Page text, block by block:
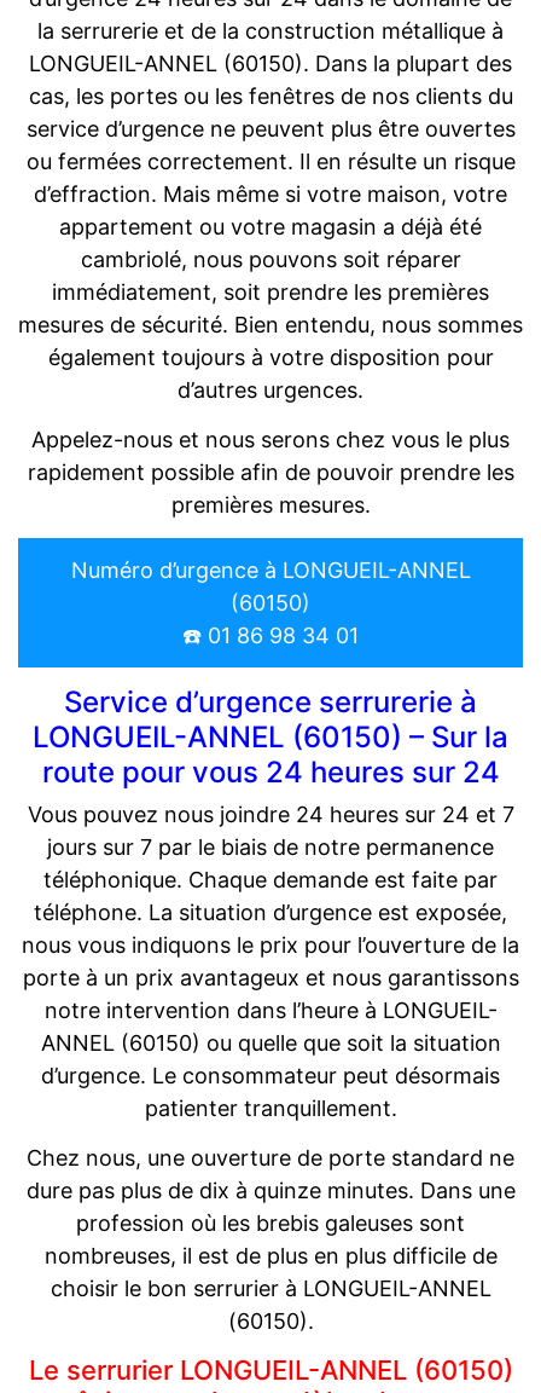
la serrurerie et de la construction métallique à
LONGUEIL-ANNEL (60150). Dans la plupart des
cas, les portes ou les fenêtres de nos clients du
service d’urgence ne peuvent plus être ouvertes
ou fermées correctement. Il en résulte un risque
d’effraction. Mais même si votre maison, votre
appartement ou votre magasin a déjà été
cambriolé, nous pouvons soit réparer
immédiatement, soit prendre les premières
mesures de sécurité. Bien entendu, nous sommes
également toujours à votre disposition pour
d’autres urgences.
Appelez-nous et nous serons chez vous le plus
rapidement possible afin de pouvoir prendre les
premières mesures.
Numéro d’urgence à LONGUEIL-ANNEL
(60150)
☎️ 01 86 98 34 01
Service d’urgence serrurerie à
LONGUEIL-ANNEL (60150) – Sur la
route pour vous 24 heures sur 24
Vous pouvez nous joindre 24 heures sur 24 et 7
jours sur 7 par le biais de notre permanence
téléphonique. Chaque demande est faite par
téléphone. La situation d’urgence est exposée,
nous vous indiquons le prix pour l’ouverture de la
porte à un prix avantageux et nous garantissons
notre intervention dans l’heure à LONGUEIL-
ANNEL (60150) ou quelle que soit la situation
d’urgence. Le consommateur peut désormais
patienter tranquillement.
Chez nous, une ouverture de porte standard ne
dure pas plus de dix à quinze minutes. Dans une
profession où les brebis galeuses sont
nombreuses, il est de plus en plus difficile de
choisir le bon serrurier à LONGUEIL-ANNEL
(60150).
Le serrurier LONGUEIL-ANNEL (60150)